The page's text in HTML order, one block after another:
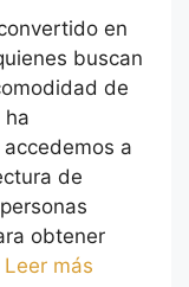
en
buscan
de
ha
a
de
obtener
Leer más